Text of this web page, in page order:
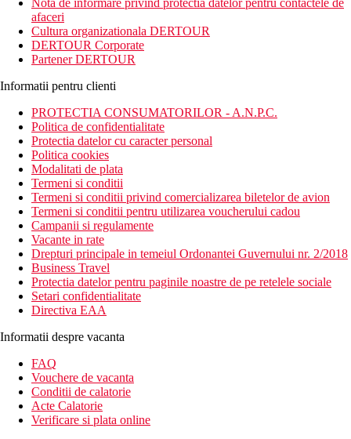
Nota de informare privind protectia datelor pentru contactele de
afaceri
Cultura organizationala DERTOUR
DERTOUR Corporate
Partener DERTOUR
Informatii pentru clienti
PROTECTIA CONSUMATORILOR - A.N.P.C.
Politica de confidentialitate
Protectia datelor cu caracter personal
Politica cookies
Modalitati de plata
Termeni si conditii
Termeni si conditii privind comercializarea biletelor de avion
Termeni si conditii pentru utilizarea voucherului cadou
Campanii si regulamente
Vacante in rate
Drepturi principale in temeiul Ordonantei Guvernului nr. 2/2018
Business Travel
Protectia datelor pentru paginile noastre de pe retelele sociale
Setari confidentialitate
Directiva EAA
Informatii despre vacanta
FAQ
Vouchere de vacanta
Conditii de calatorie
Acte Calatorie
Verificare si plata online